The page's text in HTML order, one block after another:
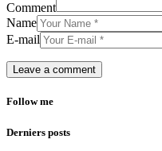
Comment
Name
E-mail
Follow me
Derniers posts